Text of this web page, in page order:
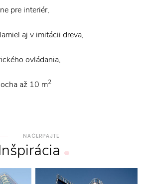
pre interiér,
aj v imitácii dreva,
ovládania,
až 10 m2
NAČERPAJTE